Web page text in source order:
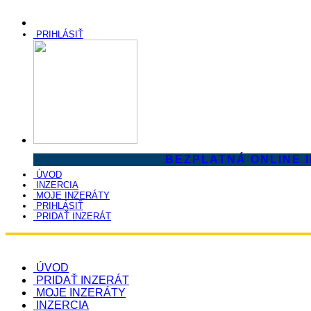
PRIHLÁSIŤ
BEZPLATNÁ ONLINE
ÚVOD
INZERCIA
MOJE INZERÁTY
PRIHLÁSIŤ
PRIDAŤ INZERÁT
ÚVOD
PRIDAŤ INZERÁT
MOJE INZERÁTY
INZERCIA